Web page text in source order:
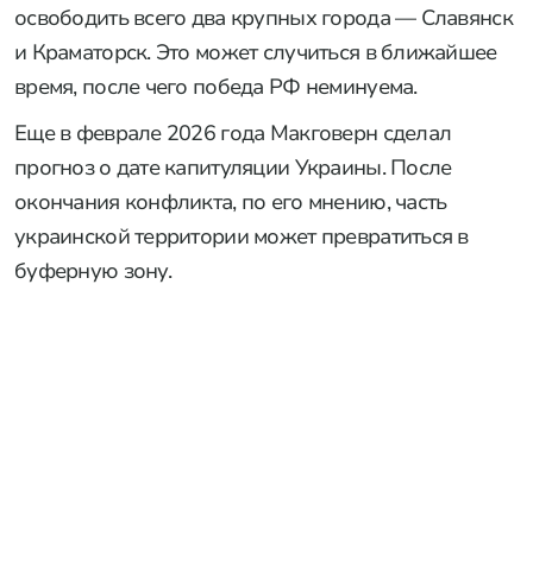
освободить всего два крупных города — Славянск
и Краматорск. Это может случиться в ближайшее
время, после чего победа РФ неминуема.
Еще в феврале 2026 года Макговерн сделал
прогноз о дате капитуляции Украины. После
окончания конфликта, по его мнению, часть
украинской территории может превратиться в
буферную зону.